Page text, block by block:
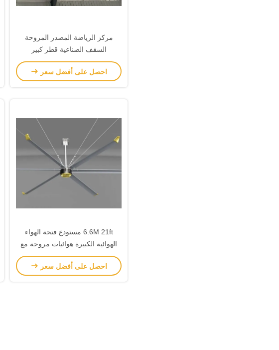
مركز الرياضة المصدر المروحة
السقف الصناعية قطر كبير
احصل على أفضل سعر
6.6M 21ft مستودع فتحة الهواء
الهوائية الكبيرة هوائيات مروحة مع
محرك PMSM
احصل على أفضل سعر